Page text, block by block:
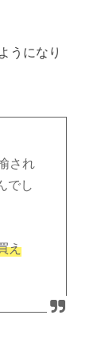
うになり
され
でし
え